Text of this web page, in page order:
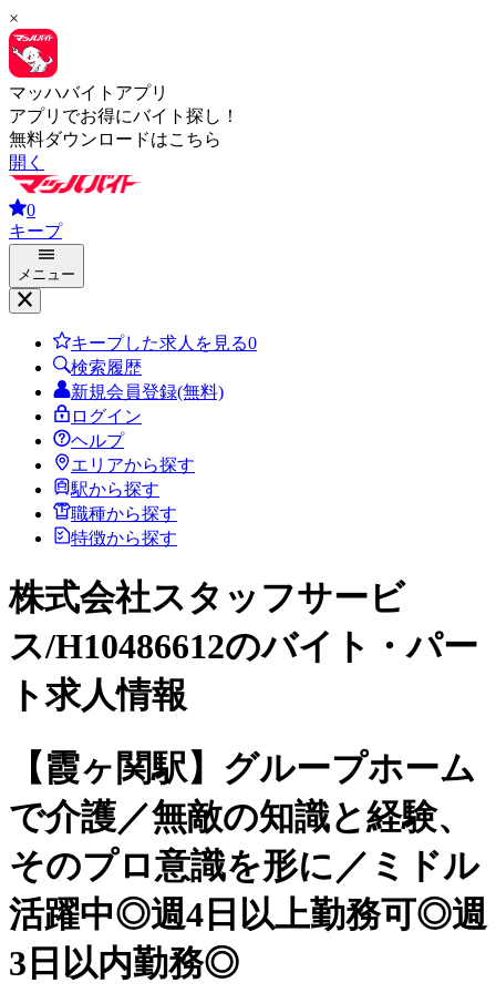
×
マッハバイトアプリ
アプリでお得にバイト探し！
無料ダウンロードはこちら
開く
0
キープ
メニュー
キープした求人を見る0
検索履歴
新規会員登録(無料)
ログイン
ヘルプ
エリアから探す
駅から探す
職種から探す
特徴から探す
株式会社スタッフサービ
ス/H10486612のバイト・パー
ト求人情報
【霞ヶ関駅】グループホーム
で介護／無敵の知識と経験、
そのプロ意識を形に／ミドル
活躍中◎週4日以上勤務可◎週
3日以内勤務◎